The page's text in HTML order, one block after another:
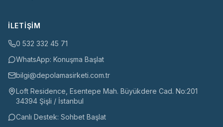
İLETIŞIM
0 532 332 45 71
WhatsApp: Konuşma Başlat
bilgi@depolamasirketi.com.tr
Loft Residence, Esentepe Mah. Büyükdere Cad. No:201
34394 Şişli / İstanbul
Canlı Destek: Sohbet Başlat